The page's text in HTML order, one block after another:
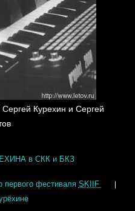
Курехин и Сергей
в СКК и БКЗ
первого фестиваля SKIIF |